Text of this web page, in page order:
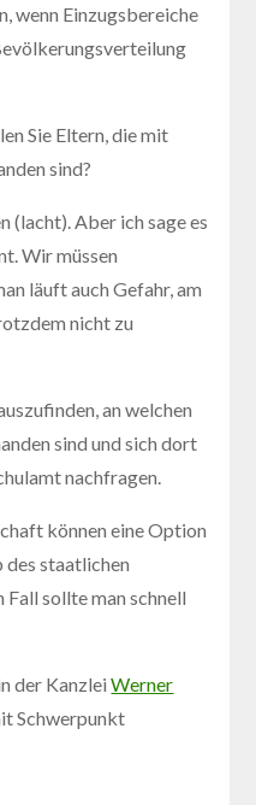
wenn Einzugsbereiche
Sie Eltern, die mit
sind?
(lacht). Aber ich sage es
Wir müssen
läuft auch Gefahr, am
nicht zu
an welchen
sind und sich dort
nachfragen.
können eine Option
des staatlichen
Fall sollte man schnell
der KanzleiWerner
Schwerpunkt